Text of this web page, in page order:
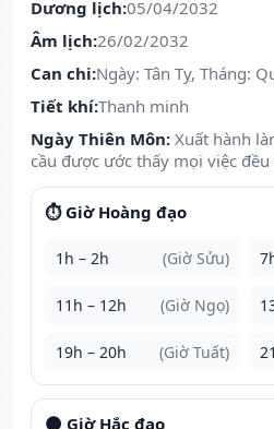
Dương lịch:05/04/2032
Âm lịch:26/02/2032
Can chi:Ngày: Tân Tỵ, Tháng:
Tiết khí:Thanh minh
Ngày Thiên Môn: Xuất hành
cầu được ước thấy mọi việc
⏱️ Giờ Hoàng đạo
1h – 2h (Giờ Sửu)
11h – 12h (Giờ Ngọ)
19h – 20h (Giờ Tuất)
🌑 Giờ Hắc đạo